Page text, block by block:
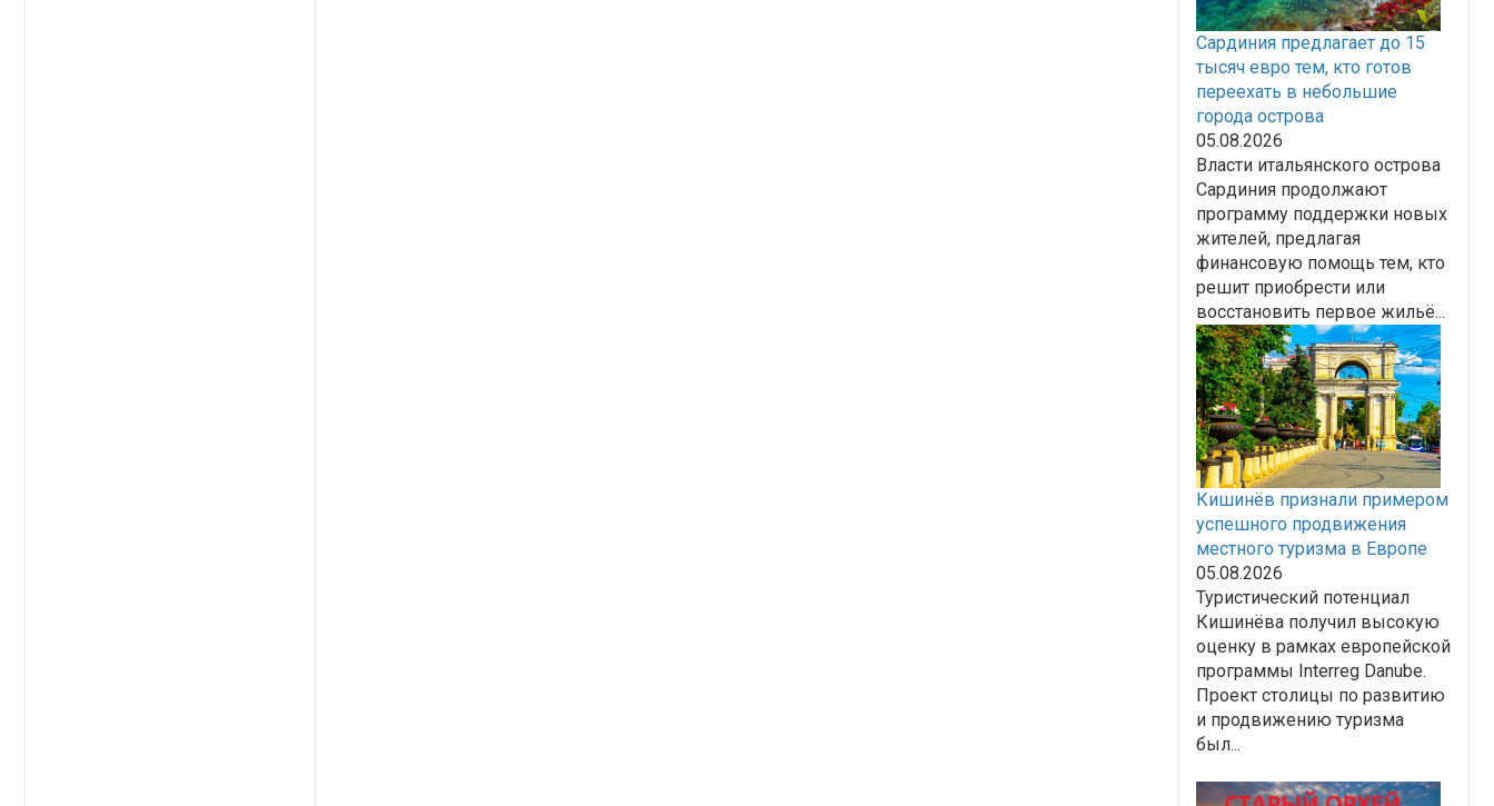
Сардиния предлагает до 15
тысяч евро тем, кто готов
переехать в небольшие
города острова
05.08.2026
Власти итальянского острова
Сардиния продолжают
программу поддержки новых
жителей, предлагая
финансовую помощь тем, кто
решит приобрести или
восстановить первое жильё...
Кишинёв признали примером
успешного продвижения
местного туризма в Европе
05.08.2026
Туристический потенциал
Кишинёва получил высокую
оценку в рамках европейской
программы Interreg Danube.
Проект столицы по развитию
и продвижению туризма
был...